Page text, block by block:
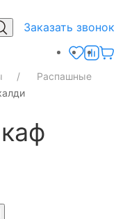
Заказать звонок
Распашные